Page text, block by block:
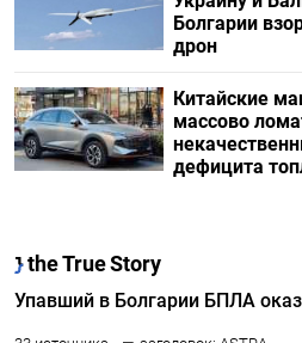
Болгарии
дрон
Китайские
массово
дефицита